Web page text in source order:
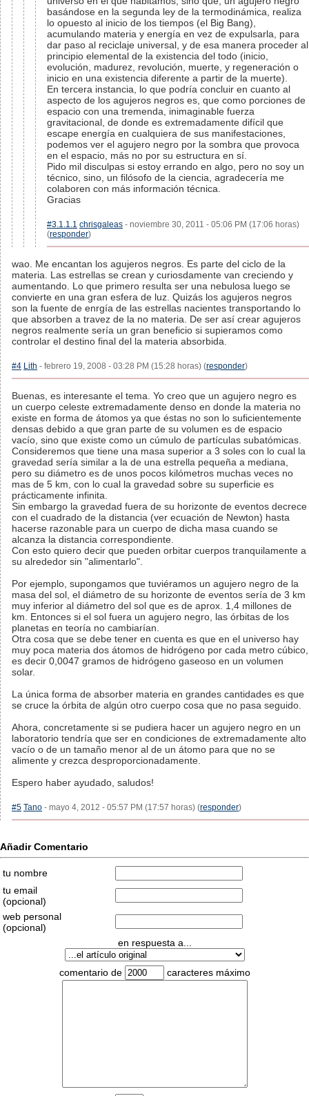
basándose en la segunda ley de la termodinámica, realiza
lo opuesto al inicio de los tiempos (el Big Bang),
acumulando materia y energía en vez de expulsarla, para
dar paso al reciclaje universal, y de esa manera proceder al
principio elemental de la existencia del todo (inicio,
evolución, madurez, revolución, muerte, y regeneración o
inicio en una existencia diferente a partir de la muerte).
En tercera instancia, lo que podría concluir en cuanto al
aspecto de los agujeros negros es, que como porciones de
espacio con una tremenda, inimaginable fuerza
gravitacional, de donde es extremadamente difícil que
escape energía en cualquiera de sus manifestaciones,
podemos ver el agujero negro por la sombra que provoca
en el espacio, más no por su estructura en sí.
Pido mil disculpas si estoy errando en algo, pero no soy un
técnico, sino, un filósofo de la ciencia, agradecería me
colaboren con más información técnica.
Gracias
#3.1.1.1 chrisgaleas - noviembre 30, 2011 - 05:06 PM (17:06 horas)
(responder)
wao. Me encantan los agujeros negros. Es parte del ciclo de la
materia. Las estrellas se crean y curiosdamente van creciendo y
aumentando. Lo que primero resulta ser una nebulosa luego se
convierte en una gran esfera de luz. Quizás los agujeros negros
son la fuente de enrgía de las estrellas nacientes transportando lo
que absorben a travez de la no materia. De ser así crear agujeros
negros realmente sería un gran beneficio si supieramos como
controlar el destino final del la materia absorbida.
#4 Lith - febrero 19, 2008 - 03:28 PM (15:28 horas) (responder)
Buenas, es interesante el tema. Yo creo que un agujero negro es
un cuerpo celeste extremadamente denso en donde la materia no
existe en forma de átomos ya que éstas no son lo suficientemente
densas debido a que gran parte de su volumen es de espacio
vacío, sino que existe como un cúmulo de partículas subatómicas.
Consideremos que tiene una masa superior a 3 soles con lo cual la
gravedad sería similar a la de una estrella pequeña a mediana,
pero su diámetro es de unos pocos kilómetros muchas veces no
mas de 5 km, con lo cual la gravedad sobre su superficie es
prácticamente infinita.
Sin embargo la gravedad fuera de su horizonte de eventos decrece
con el cuadrado de la distancia (ver ecuación de Newton) hasta
hacerse razonable para un cuerpo de dicha masa cuando se
alcanza la distancia correspondiente.
Con esto quiero decir que pueden orbitar cuerpos tranquilamente a
su alrededor sin "alimentarlo".
Por ejemplo, supongamos que tuviéramos un agujero negro de la
masa del sol, el diámetro de su horizonte de eventos sería de 3 km
muy inferior al diámetro del sol que es de aprox. 1,4 millones de
km. Entonces si el sol fuera un agujero negro, las órbitas de los
planetas en teoría no cambiarían.
Otra cosa que se debe tener en cuenta es que en el universo hay
muy poca materia dos átomos de hidrógeno por cada metro cúbico,
es decir 0,0047 gramos de hidrógeno gaseoso en un volumen
solar.
La única forma de absorber materia en grandes cantidades es que
se cruce la órbita de algún otro cuerpo cosa que no pasa seguido.
Ahora, concretamente si se pudiera hacer un agujero negro en un
laboratorio tendría que ser en condiciones de extremadamente alto
vacío o de un tamaño menor al de un átomo para que no se
alimente y crezca desproporcionadamente.
Espero haber ayudado, saludos!
#5 Tano - mayo 4, 2012 - 05:57 PM (17:57 horas) (responder)
Añadir Comentario
tu nombre
tu email
(opcional)
web personal
(opcional)
en respuesta a...
comentario de caracteres máximo